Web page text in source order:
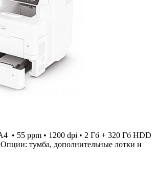
• 55 ppm • 1200 dpi • 2 Гб + 320 Гб HDD
Опции: тумба, дополнительные лотки и